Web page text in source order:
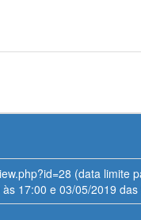
(data limite
17:00 e 03/05/2019